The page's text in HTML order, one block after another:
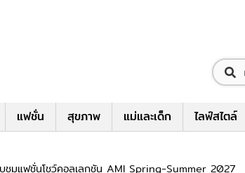
แฟชั่น สุขภาพ แม่และเด็ก ไลฟ์สไตล์
ชมแฟชั่นโชว์คอลเลกชัน AMI Spring-Summer 2027